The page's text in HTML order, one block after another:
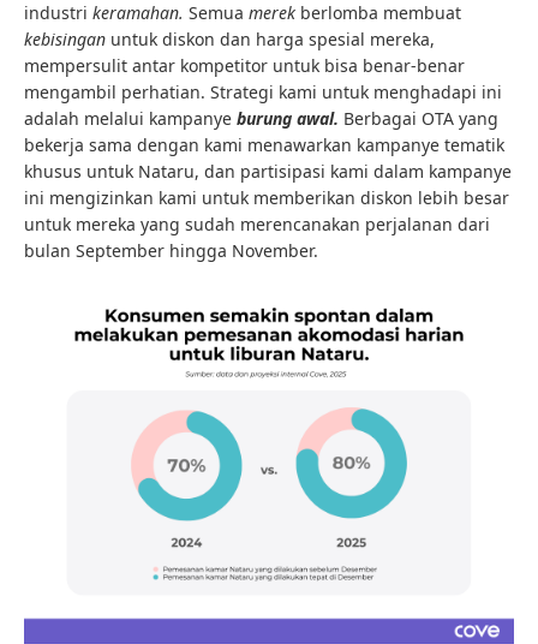
industri keramahan. Semua merek berlomba membuat
kebisingan untuk diskon dan harga spesial mereka,
mempersulit antar kompetitor untuk bisa benar-benar
mengambil perhatian. Strategi kami untuk menghadapi ini
adalah melalui kampanye burung awal. Berbagai OTA yang
bekerja sama dengan kami menawarkan kampanye tematik
khusus untuk Nataru, dan partisipasi kami dalam kampanye
ini mengizinkan kami untuk memberikan diskon lebih besar
untuk mereka yang sudah merencanakan perjalanan dari
bulan September hingga November.